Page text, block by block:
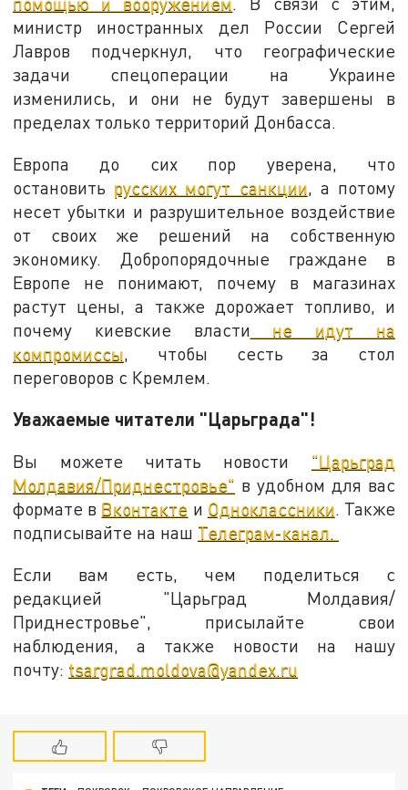
министр иностранных дел России Сергей
Лавров подчеркнул, что географические
задачи спецоперации на Украине
изменились, и они не будут завершены в
пределах только территорий Донбасса.
Европа до сих пор уверена, что
остановить русских могут санкции, а потому
несет убытки и разрушительное воздействие
от своих же решений на собственную
экономику. Добропорядочные граждане в
Европе не понимают, почему в магазинах
растут цены, а также дорожает топливо, и
почему киевские власти не идут на
компромиссы, чтобы сесть за стол
переговоров с Кремлем.
Уважаемые читатели "Царьграда"!
Вы можете читать новости "Царьград
Молдавия/Приднестровье" в удобном для вас
формате в Вконтакте и Одноклассники. Также
подписывайте на наш Телеграм-канал.
Если вам есть, чем поделиться с
редакцией "Царьград Молдавия/
Приднестровье", присылайте свои
наблюдения, а также новости на нашу
почту: tsargrad.moldova@yandex.ru